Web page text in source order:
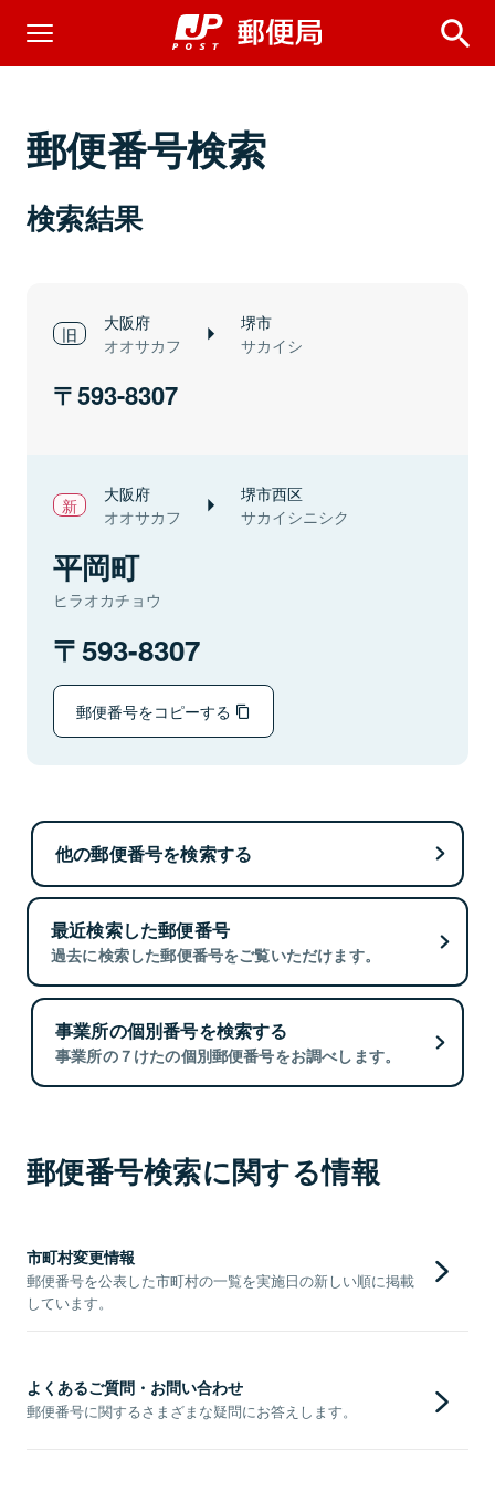
郵便番号検索
検索結果
大阪府
オオサカフ
堺市
サカイシ
593-8307
大阪府
オオサカフ
堺市西区
サカイシニシク
平岡町
ヒラオカチョウ
593-8307
郵便番号をコピーする
他の郵便番号を検索する
最近検索した郵便番号
過去に検索した郵便番号をご覧いただけます。
事業所の個別番号を検索する
事業所の７けたの個別郵便番号をお調べします。
郵便番号検索に関する情報
市町村変更情報
郵便番号を公表した市町村の一覧を実施日の新しい順に掲載
しています。
よくあるご質問・お問い合わせ
郵便番号に関するさまざまな疑問にお答えします。